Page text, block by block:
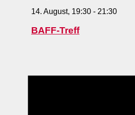
14. August, 19:30 - 21:30
BAFF-Treff